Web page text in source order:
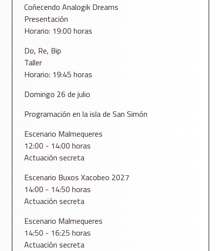
Coñecendo Analogik Dreams
Presentación
Horario: 19:00 horas
Do, Re, Bip
Taller
Horario: 19:45 horas
Domingo 26 de julio
Programación en la isla de San Simón
Escenario Malmequeres
12:00 - 14:00 horas
Actuación secreta
Escenario Buxos Xacobeo 2027
14:00 - 14:50 horas
Actuación secreta
Escenario Malmequeres
14:50 - 16:25 horas
Actuación secreta